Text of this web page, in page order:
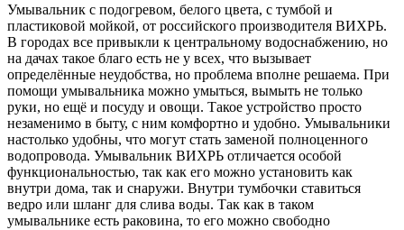
Умывальник с подогревом, белого цвета, с тумбой и
пластиковой мойкой, от российского производителя ВИХРЬ.
В городах все привыкли к центральному водоснабжению, но
на дачах такое благо есть не у всех, что вызывает
определённые неудобства, но проблема вполне решаема. При
помощи умывальника можно умыться, вымыть не только
руки, но ещё и посуду и овощи. Такое устройство просто
незаменимо в быту, с ним комфортно и удобно. Умывальники
настолько удобны, что могут стать заменой полноценного
водопровода. Умывальник ВИХРЬ отличается особой
функциональностью, так как его можно установить как
внутри дома, так и снаружи. Внутри тумбочки ставиться
ведро или шланг для слива воды. Так как в таком
умывальнике есть раковина, то его можно свободно